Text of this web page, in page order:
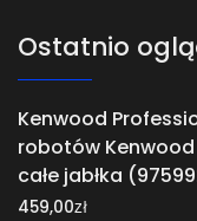
Ostatnio
Kenwood
robotów
całe jabłka
459,00zł